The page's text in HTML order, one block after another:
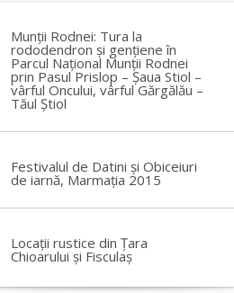
Munții Rodnei: Tura la
rododendron și gențiene în
Parcul Național Munții Rodnei
prin Pasul Prislop – Șaua Stiol –
vârful Oncului, vârful Gărgălău –
Tăul Știol
Festivalul de Datini și Obiceiuri
de iarnă, Marmația 2015
Locații rustice din Țara
Chioarului și Fisculaș